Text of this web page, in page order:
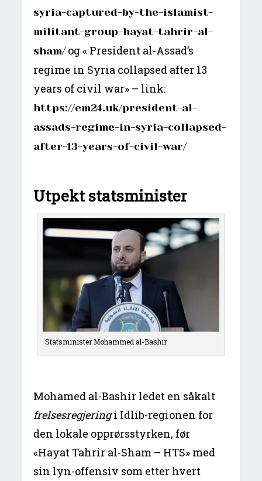
syria-captured-by-the-islamist-
militant-group-hayat-tahrir-al-
sham/og « President al-Assad’s
regime in Syria collapsed after 13
years of civil war» – link:
https://em24.uk/president-al-
assads-regime-in-syria-collapsed-
after-13-years-of-civil-war/
Utpekt statsminister
Statsminister Mohammed al-Bashir
Mohamed al-Bashir ledet en såkalt
frelsesregjeringi Idlib-regionen for
den lokale opprørsstyrken, før
«Hayat Tahrir al-Sham – HTS» med
sin lyn-offensiv som etter hvert